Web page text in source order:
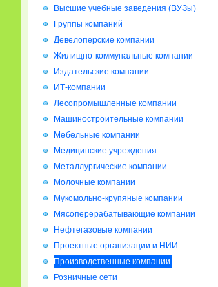
Высшие учебные заведения (ВУЗы)
Группы компаний
Девелоперские компании
Жилищно-коммунальные компании
Издательские компании
ИТ-компании
Лесопромышленные компании
Машиностроительные компании
Мебельные компании
Медицинские учреждения
Металлургические компании
Молочные компании
Мукомольно-крупяные компании
Мясоперерабатывающие компании
Нефтегазовые компании
Проектные организации и НИИ
Производственные компании
Розничные сети